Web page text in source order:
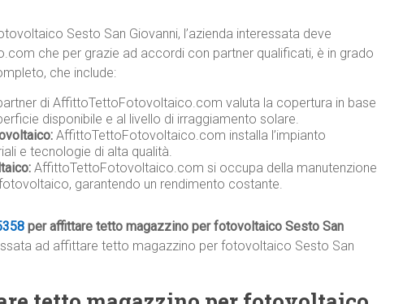
Sesto San Giovanni, l’azienda interessata deve
che per grazie ad accordi con partner qualificati, è in grado
che include:
di AffittoTettoFotovoltaico.com valuta la copertura in base
disponibile e al livello di irraggiamento solare.
AffittoTettoFotovoltaico.com installa l’impianto
e tecnologie di alta qualità.
AffittoTettoFotovoltaico.com si occupa della manutenzione
garantendo un rendimento costante.
per affittare tetto magazzino per fotovoltaico Sesto San
ad affittare tetto magazzino per fotovoltaico Sesto San